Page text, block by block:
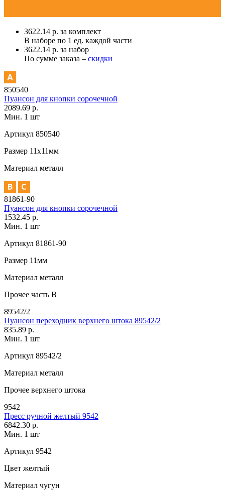
3622.14 р. за комплект
В наборе по 1 ед. каждой части
3622.14 р. за набор
По сумме заказа – скидки
850540
Пуансон для кнопки сорочечной
2089.69 р.
Мин. 1 шт
Артикул 850540
Размер 11х11мм
Материал металл
81861-90
Пуансон для кнопки сорочечной
1532.45 р.
Мин. 1 шт
Артикул 81861-90
Размер 11мм
Материал металл
Прочее часть В
89542/2
Пуансон переходник верхнего штока 89542/2
835.89 р.
Мин. 1 шт
Артикул 89542/2
Материал металл
Прочее верхнего штока
9542
Пресс ручной желтый 9542
6842.30 р.
Мин. 1 шт
Артикул 9542
Цвет желтый
Материал чугун